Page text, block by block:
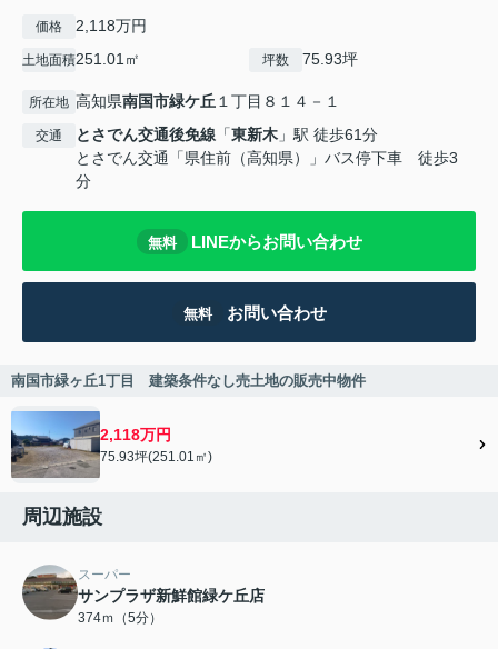
価格 2,118万円
土地面積251.01㎡ 坪数 75.93坪
所在地 高知県南国市緑ケ丘１丁目８１４－１
交通 とさでん交通後免線 「東新木 」駅 徒歩61分
とさでん交通「県住前（高知県）」バス停下車 徒歩3
分
無料 LINEからお問い合わせ
無料 お問い合わせ
南国市緑ヶ丘1丁目 建築条件なし売土地の販売中物件
2,118万円
75.93坪(251.01㎡)
周辺施設
スーパー
サンプラザ新鮮館緑ケ丘店
374ｍ（5分）